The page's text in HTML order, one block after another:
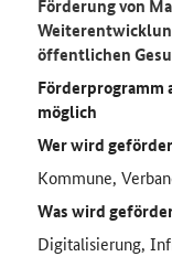
Förderung von
öffentlichen
möglich
Wer wird
Kommune,
Was wird
Digitalisierung,